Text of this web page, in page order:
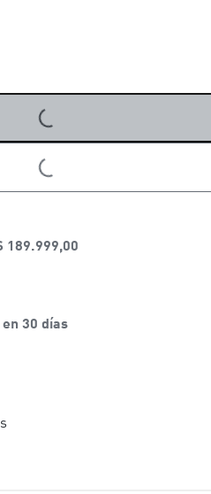
LOADING...
LOADING...
189.999,00
30 días